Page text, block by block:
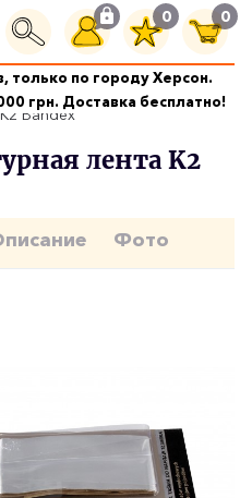
0 0
только по городу Херсон.
грн. Доставка бесплатно!
Bandex
лента K2
Фото